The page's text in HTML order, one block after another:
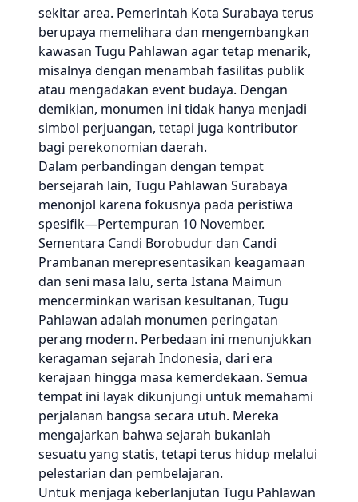
sekitar area. Pemerintah Kota Surabaya terus
berupaya memelihara dan mengembangkan
kawasan Tugu Pahlawan agar tetap menarik,
misalnya dengan menambah fasilitas publik
atau mengadakan event budaya. Dengan
demikian, monumen ini tidak hanya menjadi
simbol perjuangan, tetapi juga kontributor
bagi perekonomian daerah.
Dalam perbandingan dengan tempat
bersejarah lain, Tugu Pahlawan Surabaya
menonjol karena fokusnya pada peristiwa
spesifik—Pertempuran 10 November.
Sementara Candi Borobudur dan Candi
Prambanan merepresentasikan keagamaan
dan seni masa lalu, serta Istana Maimun
mencerminkan warisan kesultanan, Tugu
Pahlawan adalah monumen peringatan
perang modern. Perbedaan ini menunjukkan
keragaman sejarah Indonesia, dari era
kerajaan hingga masa kemerdekaan. Semua
tempat ini layak dikunjungi untuk memahami
perjalanan bangsa secara utuh. Mereka
mengajarkan bahwa sejarah bukanlah
sesuatu yang statis, tetapi terus hidup melalui
pelestarian dan pembelajaran.
Untuk menjaga keberlanjutan Tugu Pahlawan